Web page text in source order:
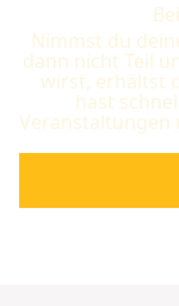
Nimmst du
dann nicht Teil
wirst, erhältst
hast
Veranstaltungen